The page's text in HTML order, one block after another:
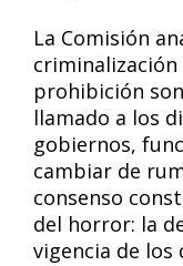
La Comisión
prohibición
llamado a los
gobiernos,
cambiar de
consenso
del horror: la
vigencia de los